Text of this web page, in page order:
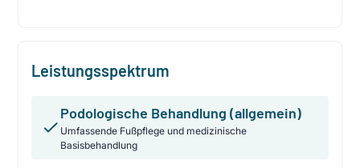
Leistungsspektrum
Podologische Behandlung (allgemein)
Umfassende Fußpflege und medizinische
Basisbehandlung